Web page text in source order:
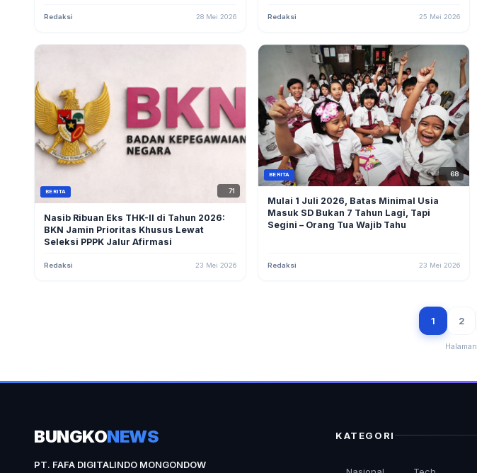
Redaksi 28 Mei 2026 Redaksi 25 Mei 2026
BERITA 71
Nasib Ribuan Eks THK-II di Tahun 2026:
BKN Jamin Prioritas Khusus Lewat
Seleksi PPPK Jalur Afirmasi
Redaksi 23 Mei 2026
BERITA 68
Mulai 1 Juli 2026, Batas Minimal Usia
Masuk SD Bukan 7 Tahun Lagi, Tapi
Segini – Orang Tua Wajib Tahu
Redaksi 23 Mei 2026
1 2
Halaman
BUNGKONEWS
PT. FAFA DIGITALINDO MONGONDOW
KATEGORI